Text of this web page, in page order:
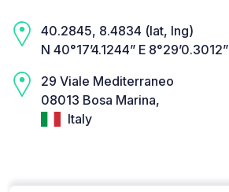
40.2845, 8.4834 (lat, lng)
N 40°17’4.1244” E 8°29’0.3012”
29 Viale Mediterraneo
08013 Bosa Marina,
Italy